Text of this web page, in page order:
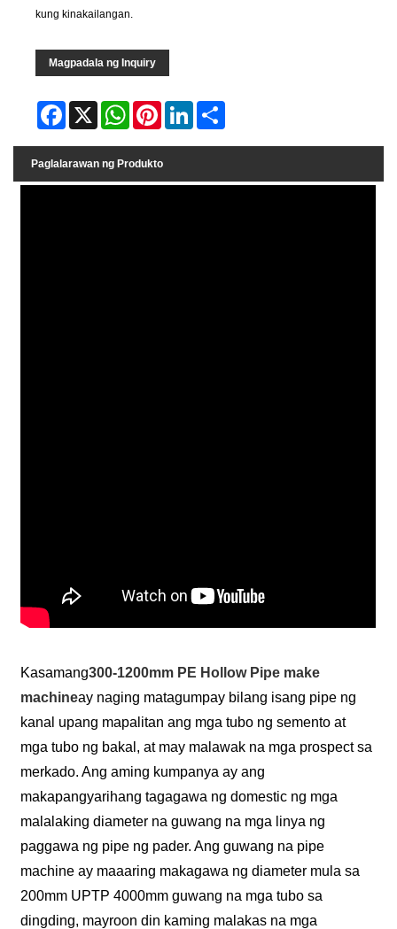
kung kinakailangan.
Magpadala ng Inquiry
Facebook WhatsAppPinterestLinkedIn
Paglalarawan ng Produkto
Kasamang300-1200mm PE Hollow Pipe make
machineay naging matagumpay bilang isang pipe ng
kanal upang mapalitan ang mga tubo ng semento at
mga tubo ng bakal, at may malawak na mga prospect sa
merkado. Ang aming kumpanya ay ang
makapangyarihang tagagawa ng domestic ng mga
malalaking diameter na guwang na mga linya ng
paggawa ng pipe ng pader. Ang guwang na pipe
machine ay maaaring makagawa ng diameter mula sa
200mm UPTP 4000mm guwang na mga tubo sa
dingding, mayroon din kaming malakas na mga